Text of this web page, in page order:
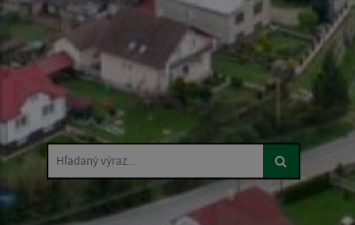
Hľadaný výraz...